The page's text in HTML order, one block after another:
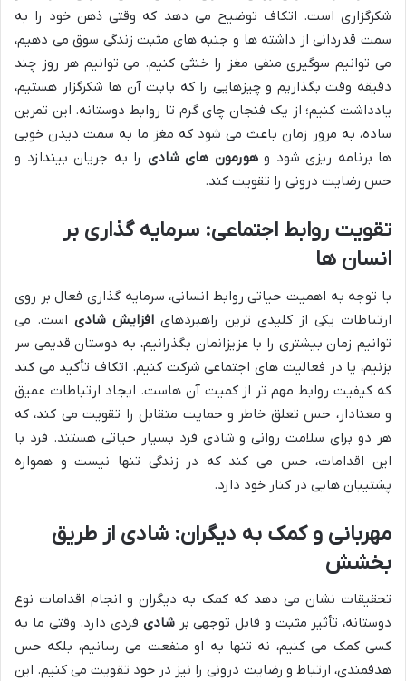
شکرگزاری است. اتکاف توضیح می دهد که وقتی ذهن خود را به
سمت قدردانی از داشته ها و جنبه های مثبت زندگی سوق می دهیم،
می توانیم سوگیری منفی مغز را خنثی کنیم. می توانیم هر روز چند
دقیقه وقت بگذاریم و چیزهایی را که بابت آن ها شکرگزار هستیم،
یادداشت کنیم؛ از یک فنجان چای گرم تا روابط دوستانه. این تمرین
ساده، به مرور زمان باعث می شود که مغز ما به سمت دیدن خوبی
ها برنامه ریزی شود وهورمون های شادی را به جریان بیندازد و
حس رضایت درونی را تقویت کند.
تقویت روابط اجتماعی: سرمایه گذاری بر
انسان ها
با توجه به اهمیت حیاتی روابط انسانی، سرمایه گذاری فعال بر روی
ارتباطات یکی از کلیدی ترین راهبردهای افزایش شادی است. می
توانیم زمان بیشتری را با عزیزانمان بگذرانیم، به دوستان قدیمی سر
بزنیم، یا در فعالیت های اجتماعی شرکت کنیم. اتکاف تأکید می کند
که کیفیت روابط مهم تر از کمیت آن هاست. ایجاد ارتباطات عمیق
و معنادار، حس تعلق خاطر و حمایت متقابل را تقویت می کند، که
هر دو برای سلامت روانی و شادی فرد بسیار حیاتی هستند. فرد با
این اقدامات، حس می کند که در زندگی تنها نیست و همواره
پشتیبان هایی در کنار خود دارد.
مهربانی و کمک به دیگران: شادی از طریق
بخشش
تحقیقات نشان می دهد که کمک به دیگران و انجام اقدامات نوع
دوستانه، تأثیر مثبت و قابل توجهی برشادی فردی دارد. وقتی ما به
کسی کمک می کنیم، نه تنها به او منفعت می رسانیم، بلکه حس
هدفمندی، ارتباط و رضایت درونی را نیز در خود تقویت می کنیم. این